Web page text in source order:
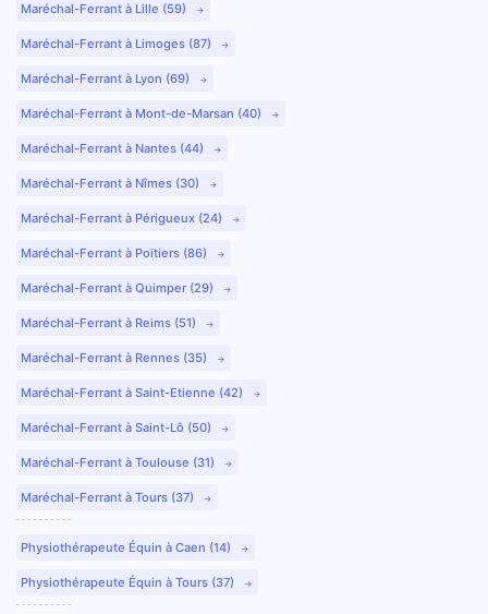
Maréchal-Ferrant à Lille (59)
Maréchal-Ferrant à Limoges (87)
Maréchal-Ferrant à Lyon (69)
Maréchal-Ferrant à Mont-de-Marsan (40)
Maréchal-Ferrant à Nantes (44)
Maréchal-Ferrant à Nîmes (30)
Maréchal-Ferrant à Périgueux (24)
Maréchal-Ferrant à Poitiers (86)
Maréchal-Ferrant à Quimper (29)
Maréchal-Ferrant à Reims (51)
Maréchal-Ferrant à Rennes (35)
Maréchal-Ferrant à Saint-Etienne (42)
Maréchal-Ferrant à Saint-Lô (50)
Maréchal-Ferrant à Toulouse (31)
Maréchal-Ferrant à Tours (37)
Physiothérapeute Équin à Caen (14)
Physiothérapeute Équin à Tours (37)